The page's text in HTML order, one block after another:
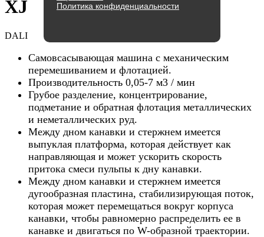
XJ
DALI
Самовсасывающая машина с механическим
перемешиванием и флотацией.
Производительность 0,05-7 м3 / мин
Грубое разделение, концентрирование,
подметание и обратная флотация металлических
и неметаллических руд.
Между дном канавки и стержнем имеется
выпуклая платформа, которая действует как
направляющая и может ускорить скорость
притока смеси пульпы к дну канавки.
Между дном канавки и стержнем имеется
дугообразная пластина, стабилизирующая поток,
которая может перемещаться вокруг корпуса
канавки, чтобы равномерно распределить ее в
канавке и двигаться по W-образной траектории.
Политика конфиденциальности